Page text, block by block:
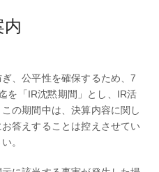
、公平性を確保するため、7
を「IR沈黙期間」とし、IR活
の期間中は、決算内容に関し
答えすることは控えさせてい
。